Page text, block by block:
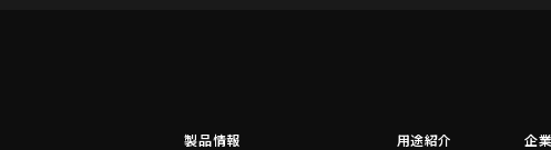
製品情報
用途紹介
企